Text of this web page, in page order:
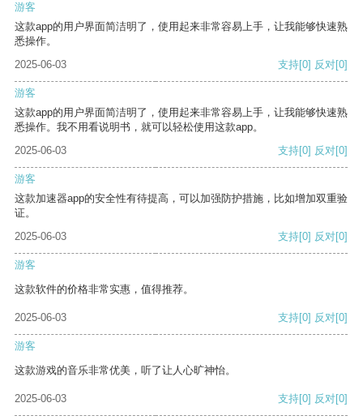
游客
这款app的用户界面简洁明了，使用起来非常容易上手，让我能够快速熟
悉操作。
2025-06-03
支持[0] 反对[0]
游客
这款app的用户界面简洁明了，使用起来非常容易上手，让我能够快速熟
悉操作。我不用看说明书，就可以轻松使用这款app。
2025-06-03
支持[0] 反对[0]
游客
这款加速器app的安全性有待提高，可以加强防护措施，比如增加双重验
证。
2025-06-03
支持[0] 反对[0]
游客
这款软件的价格非常实惠，值得推荐。
2025-06-03 支持[0] 反对[0]
游客
这款游戏的音乐非常优美，听了让人心旷神怡。
2025-06-03 支持[0] 反对[0]